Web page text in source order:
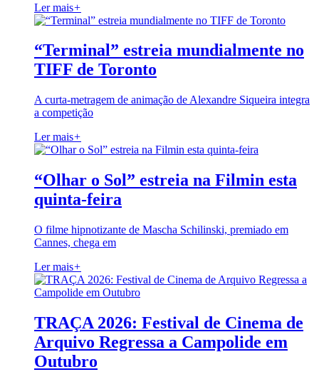
Ler mais+
“Terminal” estreia mundialmente no
TIFF de Toronto
A curta-metragem de animação de Alexandre Siqueira integra
a competição
Ler mais+
“Olhar o Sol” estreia na Filmin esta
quinta-feira
O filme hipnotizante de Mascha Schilinski, premiado em
Cannes, chega em
Ler mais+
TRAÇA 2026: Festival de Cinema de
Arquivo Regressa a Campolide em
Outubro